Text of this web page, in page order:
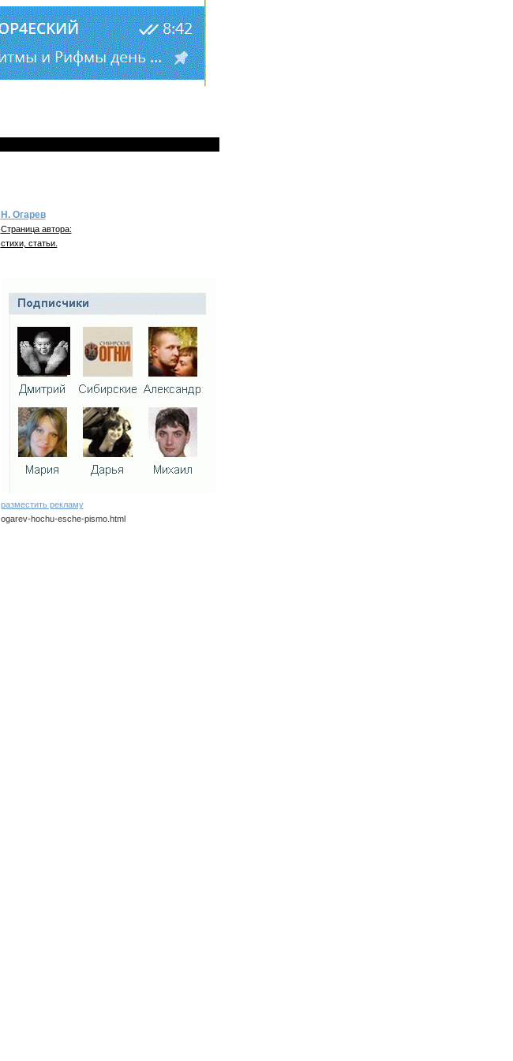
Н. Огарев
Страница автора:
стихи, статьи.
разместить рекламу
ogarev-hochu-esche-pismo.html